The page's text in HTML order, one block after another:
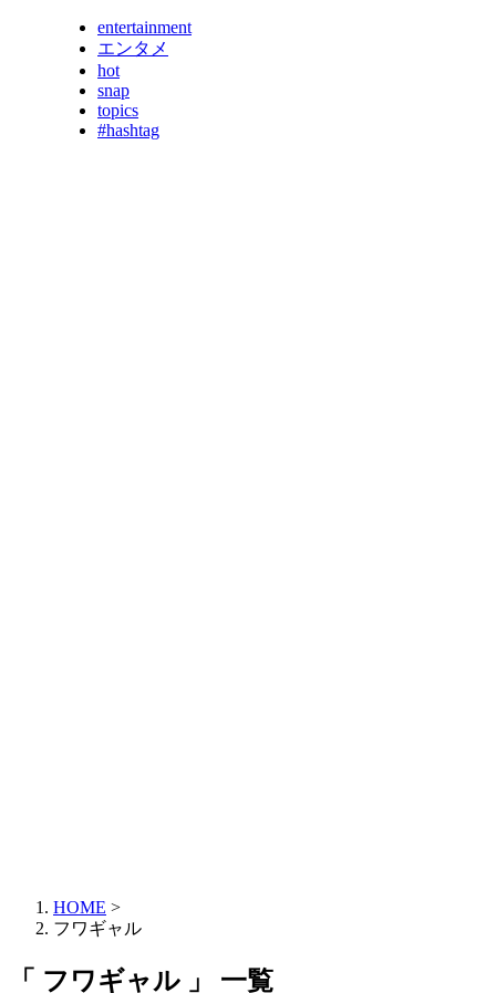
entertainment
エンタメ
hot
snap
topics
#hashtag
HOME >
フワギャル
「 フワギャル 」 一覧